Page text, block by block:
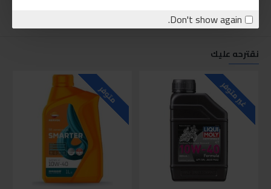
Don't show again.
نقترحه عليك
غير متوفر متوفر